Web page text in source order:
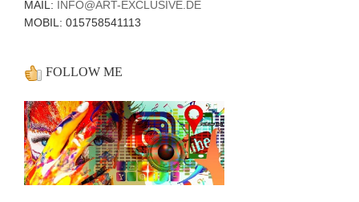
MAIL: INFO@ART-EXCLUSIVE.DE
MOBIL: 015758541113
FOLLOW ME